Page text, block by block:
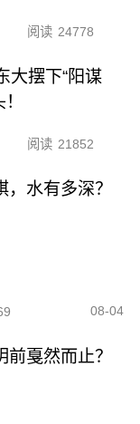
阅读 24778
大摆下“阳谋
阅读 21852
水有多深？
08-04
戛然而止？